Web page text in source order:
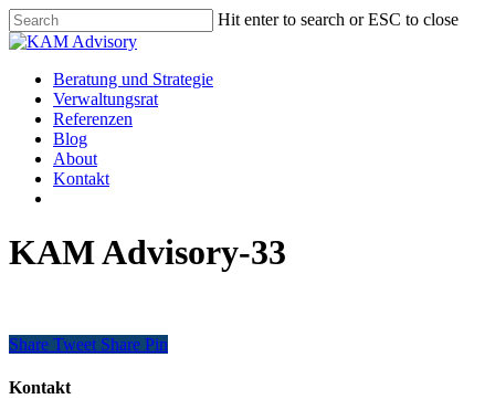
Skip
to
content
Hit enter to search or ESC to close
Close
Menu
Beratung und Strategie
Verwaltungsrat
Referenzen
Blog
About
Kontakt
KAM Advisory-33
Share Tweet Share Pin
Kontakt